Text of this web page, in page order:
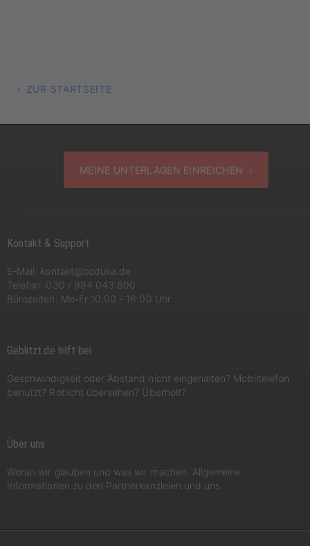
ZUR STARTSEITE
MEINE UNTERLAGEN EINREICHEN ›
Kontakt & Support
E-Mail: kontakt@coduka.de
Telefon: 030 / 994 043 600
Bürozeiten: Mo-Fr 10:00 - 16:00 Uhr
Geblitzt.de hilft bei
Geschwindigkeit oder Abstand nicht eingehalten? Mobiltelefon
benutzt? Rotlicht übersehen? Überholt?
Über uns
Woran wir glauben und was wir machen. Allgemeine
Informationen zu den Partnerkanzleien und uns.